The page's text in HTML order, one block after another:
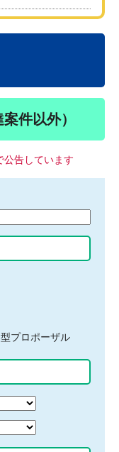
件以外）
公告しています
プロポーザル